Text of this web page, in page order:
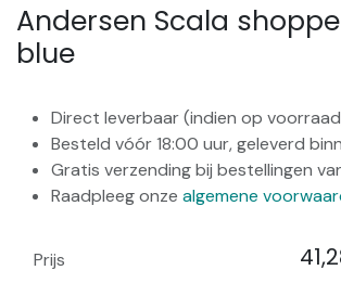
Andersen Scala
blue
Direct leverbaar (indien op
Besteld vóór 18:00 uur, geleverd
Gratis verzending bij bestellingen
Raadpleeg onze algemene
Prijs